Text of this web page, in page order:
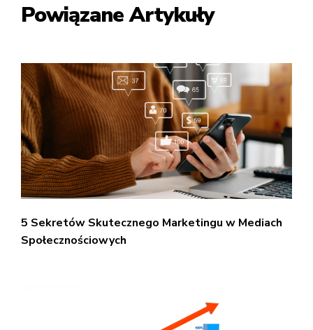
Powiązane Artykuły
5 Sekretów Skutecznego Marketingu w Mediach
Społecznościowych